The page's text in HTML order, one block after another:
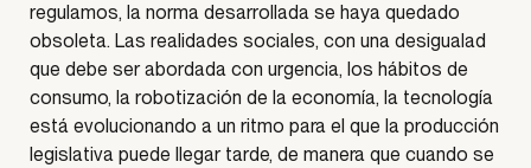
regulamos, la norma desarrollada se haya quedado
obsoleta. Las realidades sociales, con una desigualad
que debe ser abordada con urgencia, los hábitos de
consumo, la robotización de la economía, la tecnología
está evolucionando a un ritmo para el que la producción
legislativa puede llegar tarde, de manera que cuando se